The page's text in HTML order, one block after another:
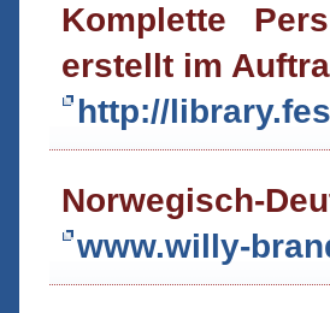
Komplette
erstellt im
http://
Norwegisch-
www.willy-